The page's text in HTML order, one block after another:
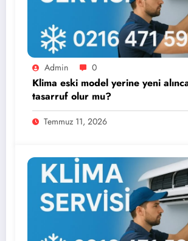
Admin 0
Klima eski model yerine yeni
tasarruf olur mu?
Temmuz 11, 2026